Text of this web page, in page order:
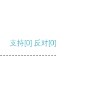
支持[0] 反对[0]